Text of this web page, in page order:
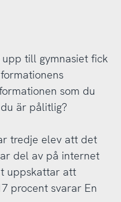
till gymnasiet fick
som du
är pålitlig?
tredje elev att det
del av på internet
uppskattar att
procent svarar En